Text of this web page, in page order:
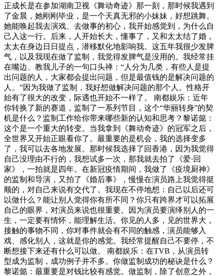
正成长是在参加湖南卫视《舞动奇迹》那一刻，那时候我遇到
了金晨，她刚刚毕业，是一个天真无邪的小妹妹，好想跳舞。
她能唤起我去演戏、去做事的初心，我开始感觉到，为什么自
己入这一行。后来，人开始长大，懂事了，又和太太结了婚，
太太在身边日日提点，潜移默化地影响我。这五年我很少发脾
气，以及我现在做了监制，我觉得发脾气是没用的。我经常挂
在嘴边、教我儿子的一句口头禅：“人分为几类，有些人是提
出问题的人，大家都会提出问题，但是最值钱的是解决问题的
人。”因为我做了监制，我好想做解决问题的那个人。性格开
始有了很大的改变，际遇也开始不一样了。 南都娱乐：近年
你转换了新的赛道，监制了一系列节目，这个“华丽转身”的契
机是什么？监制工作给你带来哪些新的认知和思考？黎诺懿：
这个是一个重大的转变。当我拿到《舞动奇迹》的冠军之后，
全世界又开始正眼看你了。最重要的是机会，我的选择变多
了，我可以去各地发展。那时候我选择了回香港，因为我觉得
自己没理由不行的，我想试多一次，那我就去拍了《爱·回
家》，一拍就是四年。在新冠疫情期间，我做了《疫境厨神》
的监制和导演，又拍了《婚后事》，慢慢在演员路上我觉得挺
顺的，对自己来说有交代了。我现在不停地想：自己以后还可
以做什么？能让别人觉得你有所不同？你只有跨界才可以拓展
自己的眼界，对演员来说也很重要。因为演员要演绎别人的一
生，一定要有情怀，能理解生活。你见的人多，见的世界大，
接触的事物不同，你对事件就会有不同的触感，演员能够入
戏、感化别人，这就是你的感觉。我经常提醒自己不要停，不
断想接下来还有什么可以做。 南都娱乐：在TVB，从演员转
型成为监制，成功例子并不多。你做监制成功的秘诀是什么？
黎诺懿：最重要是对钱比较有感觉。做监制，除了创意之外，